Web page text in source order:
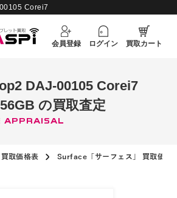
Corei7
会員登録 ログイン 買取カート
DAJ-00105 Corei7
の買取査定
APPRAISAL
取価格表 Surface「サーフェス」 買取価格